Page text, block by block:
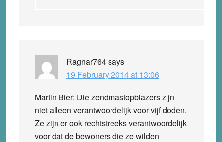
Ragnar764says
19 February 2014 at 13:06
Martin Bier: Die zendmastopblazers zijn
niet alleen verantwoordelijk voor vijf doden.
Ze zijn er ook rechtstreeks verantwoordelijk
voor dat de bewoners die ze wilden